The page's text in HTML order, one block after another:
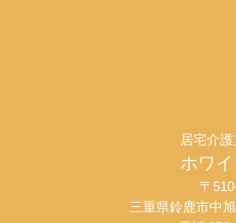
居宅介
ホワ
〒
三重県鈴鹿市中